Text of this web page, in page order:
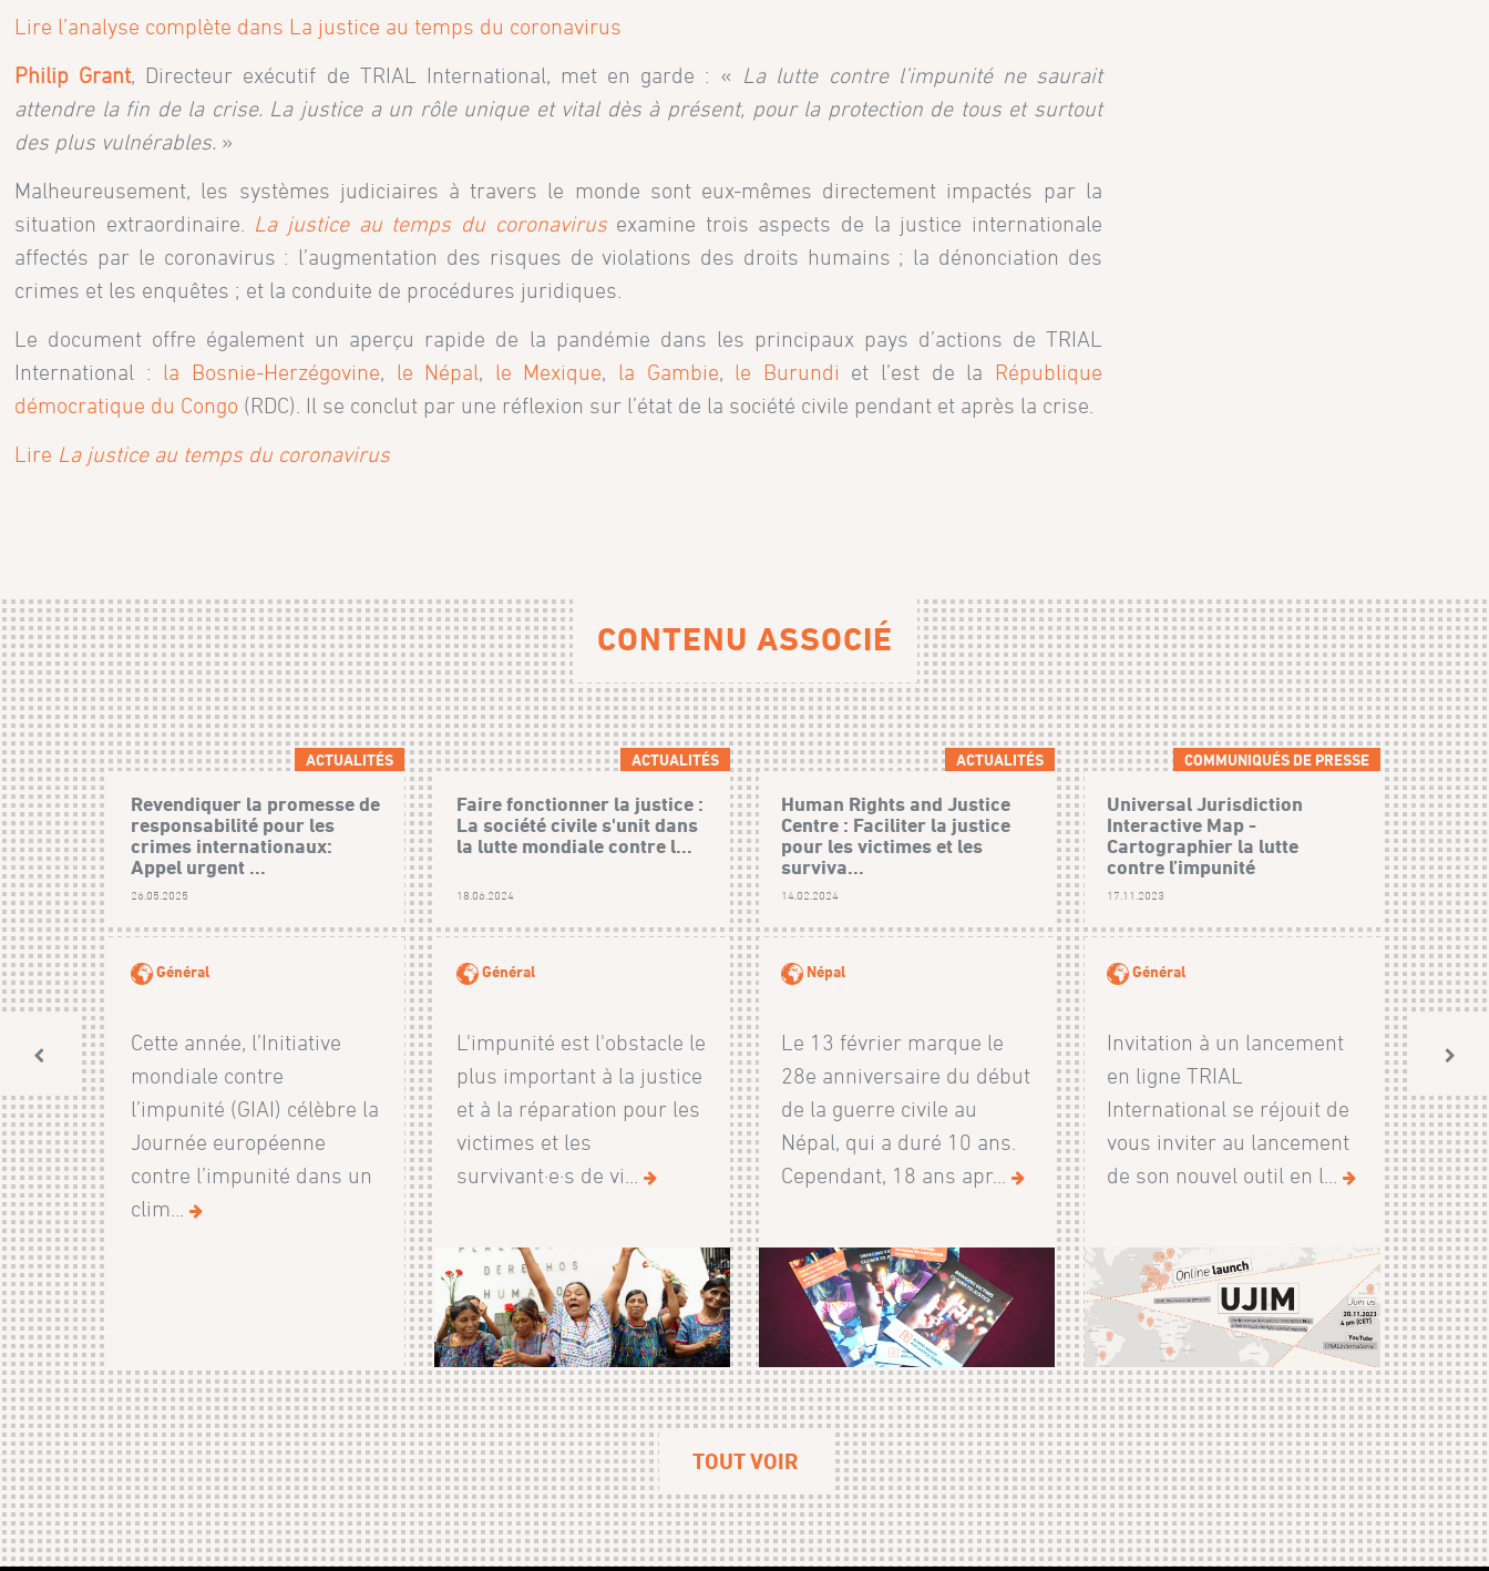
Lire l’analyse complète dans La justice au temps du coronavirus
Philip Grant, Directeur exécutif de TRIAL International, met en garde : « La lutte contre l’impunité ne saurait
attendre la fin de la crise. La justice a un rôle unique et vital dès à présent, pour la protection de tous et surtout
des plus vulnérables. »
Malheureusement, les systèmes judiciaires à travers le monde sont eux-mêmes directement impactés par la
situation extraordinaire. La justice au temps du coronavirusexamine trois aspects de la justice internationale
affectés par le coronavirus : l’augmentation des risques de violations des droits humains ; la dénonciation des
crimes et les enquêtes ; et la conduite de procédures juridiques.
Le document offre également un aperçu rapide de la pandémie dans les principaux pays d’actions de TRIAL
International : la Bosnie-Herzégovine, le Népal, le Mexique, la Gambie, le Burundi et l’est de la République
démocratique du Congo (RDC). Il se conclut par une réflexion sur l’état de la société civile pendant et après la crise.
Lire La justice au temps du coronavirus
CONTENU ASSOCIÉ
ACTUALITÉS
Revendiquer la promesse de
responsabilité pour les
crimes internationaux:
Appel urgent ...
26.05.2025
Général
Cette année, l’Initiative
mondiale contre
l’impunité (GIAI) célèbre la
Journée européenne
contre l’impunité dans un
clim...
ACTUALITÉS
Faire fonctionner la justice :
La société civile s'unit dans
la lutte mondiale contre l...
18.06.2024
Général
L'impunité est l'obstacle le
plus important à la justice
et à la réparation pour les
victimes et les
survivant·e·s de vi...
ACTUALITÉS
Human Rights and Justice
Centre : Faciliter la justice
pour les victimes et les
surviva...
14.02.2024
Népal
Le 13 février marque le
28e anniversaire du début
de la guerre civile au
Népal, qui a duré 10 ans.
Cependant, 18 ans apr...
COMMUNIQUÉS DE PRESSE
Universal Jurisdiction
Interactive Map -
Cartographier la lutte
contre l’impunité
17.11.2023
Général
Invitation à un lancement
en ligne TRIAL
International se réjouit de
vous inviter au lancement
de son nouvel outil en l...
TOUT VOIR